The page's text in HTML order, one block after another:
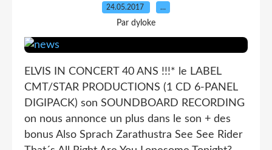
24.05.2017 …
Par dyloke
ELVIS IN CONCERT 40 ANS !!!* le LABEL
CMT/STAR PRODUCTIONS (1 CD 6-PANEL
DIGIPACK) son SOUNDBOARD RECORDING
on nous annonce un plus dans le son + des
bonus Also Sprach Zarathustra See See Rider